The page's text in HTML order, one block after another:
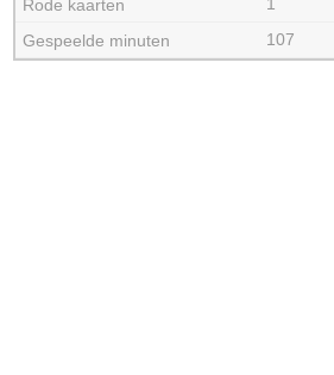
107